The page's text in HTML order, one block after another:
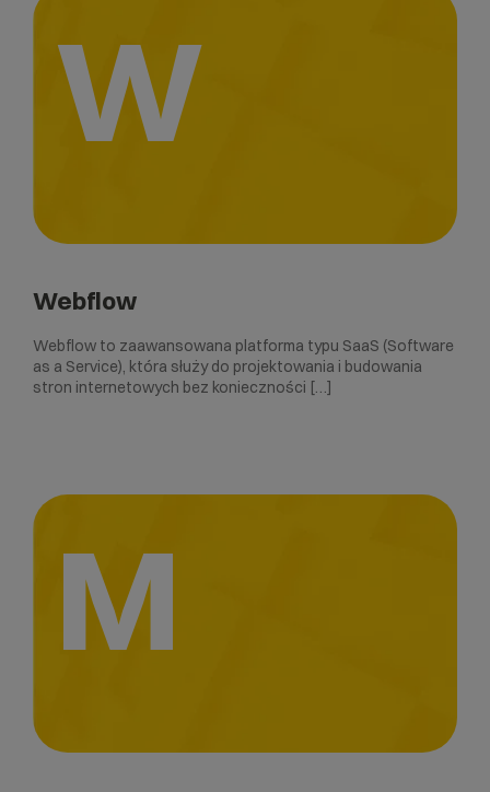
W
Webflow
Webflow to zaawansowana platforma typu SaaS (Software
as a Service), która służy do projektowania i budowania
stron internetowych bez konieczności […]
M